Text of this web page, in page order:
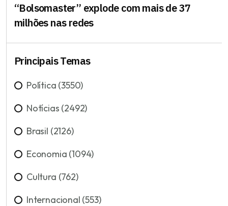
“Bolsomaster” explode com mais de 37
milhões nas redes
Principais Temas
Política (3550)
Notícias (2492)
Brasil (2126)
Economia (1094)
Cultura (762)
Internacional (553)